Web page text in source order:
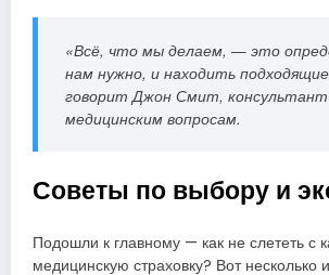
«Всё, что мы делаем, — это
нам нужно, и находить
говорит Джон Смит,
медицинским вопросам.
Советы по выбору и
Подошли к главному — как не слететь с
медицинскую страховку? Вот несколько